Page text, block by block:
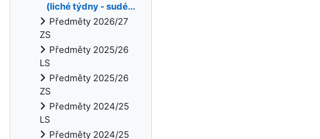
(liché týdny - sudé...
Předměty 2026/27
ZS
Předměty 2025/26
LS
Předměty 2025/26
ZS
Předměty 2024/25
LS
Předměty 2024/25